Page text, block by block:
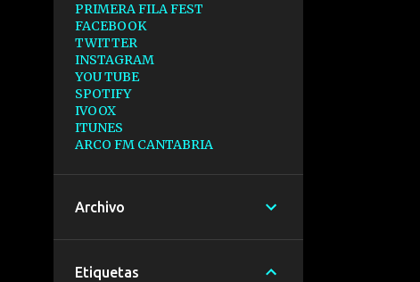
PRIMERA FILA FEST
FACEBOOK
TWITTER
INSTAGRAM
YOU TUBE
SPOTIFY
IVOOX
ITUNES
ARCO FM CANTABRIA
Archivo
Etiquetas